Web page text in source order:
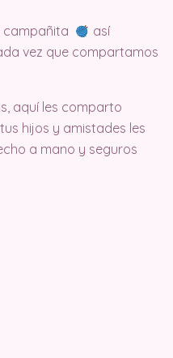
campañita
así
vez que compartamos
aquí les comparto
hijos y amistades les
a mano y seguros